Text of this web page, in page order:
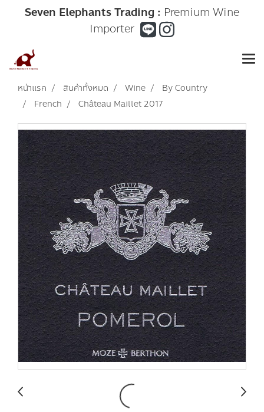
Seven Elephants Trading : Premium Wine
Importer
หน้าแรก สินค้าทั้งหมด Wine
By Country
French
Château Maillet 2017